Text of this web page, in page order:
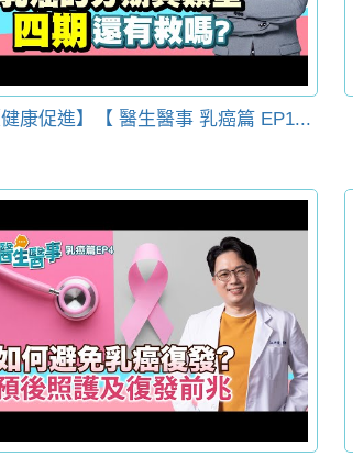
健康促進】【 醫生醫事 乳癌篇 EP1...